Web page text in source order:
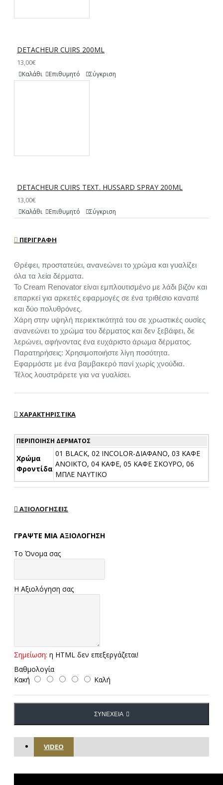
DETACHEUR CUIRS 200ML
13,00€
Καλάθι Επιθυμητό Σύγκριση
DETACHEUR CUIRS ΤΕΧΤ. HUSSARD SPRAY 200ML
13,00€
Καλάθι Επιθυμητό Σύγκριση
ΠΕΡΙΓΡΑΦΉ
Θρέφει, προστατεύει, ανανεώνει το χρώμα και γυαλίζει
όλα τα λεία δέρματα.
Το Cream Renovator είναι εμπλουτισμένο με λάδι βιζόν και
επαρκεί για αρκετές εφαρμογές σε ένα τριθέσιο καναπέ
και δύο πολυθρόνες.
Χάρη στην υψηλή περιεκτικότητά του σε χρωστικές ουσίες
ανανεώνει το χρώμα του δέρματος και δεν ξεβάφει, δε
λερώνει, αφήνοντας ένα ευχάριστο άρωμα δέρματος.
Παρατηρήσεις: Χρησιμοποιήστε λίγη ποσότητα.
Εφαρμόστε με ένα βαμβακερό πανί χωρίς χνούδια.
Τέλος λουστράρετε για να γυαλίσει.
ΧΑΡΑΚΤΗΡΙΣΤΙΚΆ
ΠΕΡΙΠΟΊΗΣΗ ΔΈΡΜΑΤΟΣ
Χρώμα
Φροντίδα
01 BLACK, 02 INCOLOR-ΔΙΑΦΑΝΟ, 03 ΚΑΦΕ
ΑΝΟΙΚΤΟ, 04 ΚΑΦΕ, 05 ΚΑΦΕ ΣΚΟΥΡΟ, 06
ΜΠΛΕ ΝΑΥΤΙΚΟ
ΑΞΙΟΛΟΓΉΣΕΙΣ
ΓΡΆΨΤΕ ΜΙΑ ΑΞΙΟΛΌΓΗΣΗ
Το Όνομα σας
Η Αξιολόγηση σας
Σημείωση: η HTML δεν επεξεργάζεται!
Βαθμολογία
Κακή
Καλή
ΣΥΝΈΧΕΙΑ
VIDEO